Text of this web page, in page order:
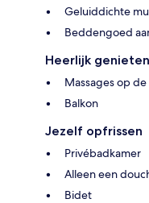
Geluiddichte
Beddengoed
Heerlijk genieten
Massages op
Balkon
Jezelf opfrissen
Privébadkamer
Alleen een
Bidet